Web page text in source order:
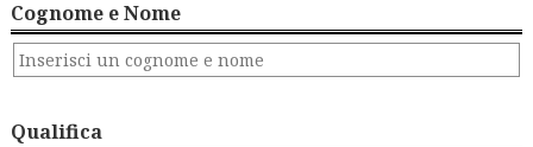
Cognome e Nome
Qualifica